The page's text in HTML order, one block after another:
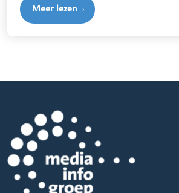
Meer lezen